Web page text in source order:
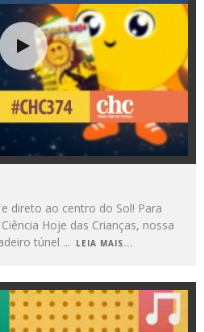
direto ao centro do Sol! Para
Hoje das Crianças, nossa
túnel ... LEIA MAIS...